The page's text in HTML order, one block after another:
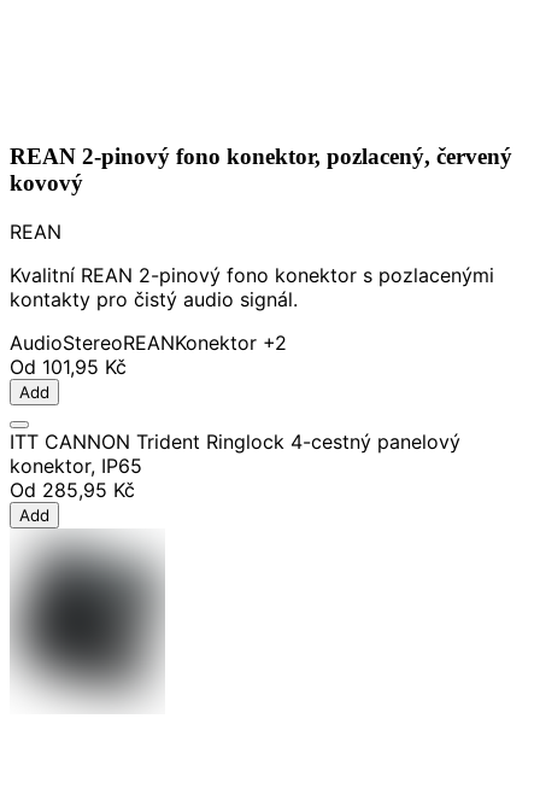
REAN 2-pinový fono konektor, pozlacený, červený
kovový
REAN
Kvalitní REAN 2-pinový fono konektor s pozlacenými
kontakty pro čistý audio signál.
AudioStereoREANKonektor +2
Od 101,95 Kč
Add
ITT CANNON Trident Ringlock 4-cestný panelový
konektor, IP65
Od 285,95 Kč
Add